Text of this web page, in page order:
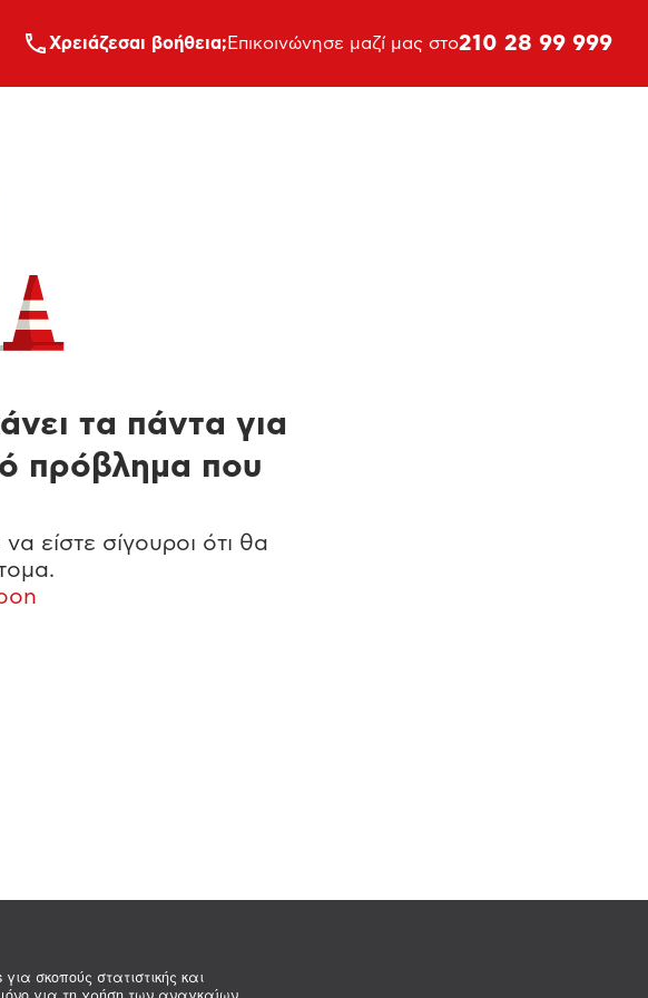
σκοπούς στατιστικής και
Xρειάζεσαι βοήθεια; Επικοινώνησε μαζί μας στο210 28 99 999
τα πάντα για
πρόβλημα που
είστε σίγουροι ότι θα